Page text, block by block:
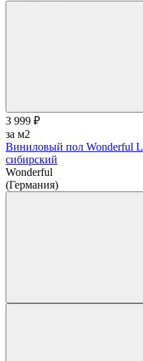
3 999 ₽
за м2
Виниловый пол Wonderful
сибирский
Wonderful
(Германия)